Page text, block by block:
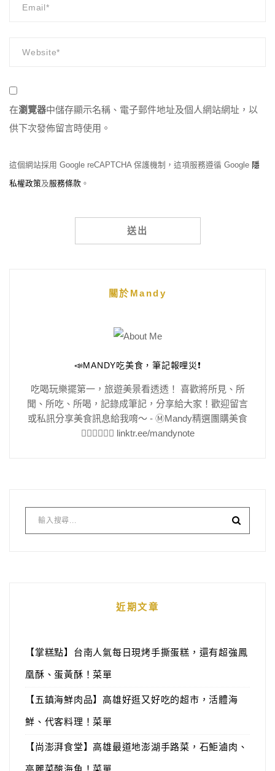
在瀏覽器中儲存顯示名稱、電子郵件地址及個人網站網址，以
供下次發佈留言時使用。
這個網站採用 Google reCAPTCHA 保護機制，這項服務遵循 Google 隱
私權政策及服務條款 。
關於Mandy
📣MANDY吃美食，筆記報哩災❗️
吃喝玩樂擺第一，旅遊美景看透透！ 喜歡將所見、所
聞、所吃、所喝，記錄成筆記，分享給大家！歡迎留言
或私訊分享美食訊息給我唷～ - Ⓜ️Mandy精選團購美食
👇🏻👇🏻👇🏻 linktr.ee/mandynote
近期文章
【掌糕點】台南人氣每日現烤手撕蛋糕，還有超強鳳
凰酥、蛋黃酥！菜單
【五鎮海鮮肉品】高雄好逛又好吃的超市，活體海
鮮、代客料理！菜單
【尚澎湃食堂】高雄最道地澎湖手路菜，石鮔滷肉、
高麗菜酸海魚！菜單